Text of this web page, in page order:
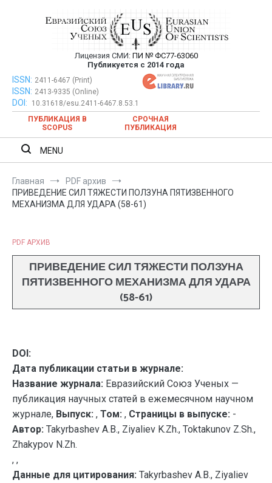
Евразийский Союз Ученых —
публикация научных статей в
ежемесячном научном журнале
Лицензия СМИ: ПИ № ФС77-63060
Публикуется с 2014 года
Евразийский Союз Ученых — публикация научных статей в
ежемесячном научном журнале
ISSN: 2411-6467 (Print)
ISSN: 2413-9335 (Online)
DOI:
10.31618/esu.2411-6467.8.53.1
ПУБЛИКАЦИЯ В
SCOPUS
СРОЧНАЯ
ПУБЛИКАЦИЯ
MENU
Главная
PDF архив
ПРИВЕДЕНИЕ СИЛ ТЯЖЕСТИ ПОЛЗУНА ПЯТИЗВЕННОГО
МЕХАНИЗМА ДЛЯ УДАРА (58-61)
PDF АРХИВ
ПРИВЕДЕНИЕ СИЛ ТЯЖЕСТИ ПОЛЗУНА
ПЯТИЗВЕННОГО МЕХАНИЗМА ДЛЯ УДАРА
(58-61)
DOI:
Дата публикации статьи в журнале:
Название журнала: Евразийский Союз Ученых —
публикация научных статей в ежемесячном научном
журнале, Выпуск: , Том: , Страницы в выпуске: -
Автор: Takyrbashev A.B., Ziyaliev K.Zh., Toktakunov Z.Sh.,
Zhakypov N.Zh.
, ,
Данные для цитирования: Takyrbashev A.B., Ziyaliev